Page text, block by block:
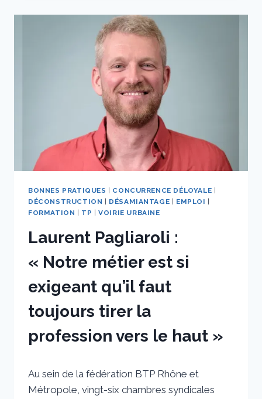
2023
ET
13
OCTOBRE
BONNES PRATIQUES | CONCURRENCE DÉLOYALE |
DÉCONSTRUCTION | DÉSAMIANTAGE | EMPLOI |
FORMATION | TP |VOIRIE URBAINE
Laurent Pagliaroli :
« Notre métier est si
exigeant qu’il faut
toujours tirer la
profession vers le haut »
sstradiotto
Au sein de la fédération BTP Rhône et
Métropole, vingt-six chambres syndicales